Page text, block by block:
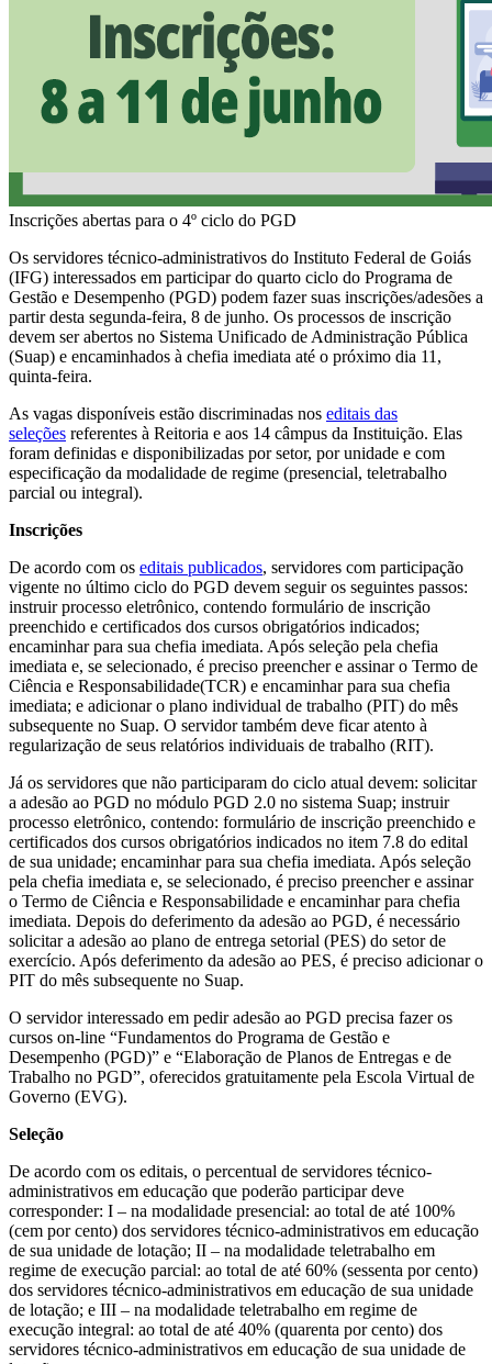
Inscrições abertas para o 4º ciclo do PGD
Os servidores técnico-administrativos do Instituto Federal de Goiás
(IFG) interessados em participar do quarto ciclo do Programa de
Gestão e Desempenho (PGD) podem fazer suas inscrições/adesões a
partir desta segunda-feira, 8 de junho. Os processos de inscrição
devem ser abertos no Sistema Unificado de Administração Pública
(Suap) e encaminhados à chefia imediata até o próximo dia 11,
quinta-feira.
As vagas disponíveis estão discriminadas nos editais das
seleções referentes à Reitoria e aos 14 câmpus da Instituição. Elas
foram definidas e disponibilizadas por setor, por unidade e com
especificação da modalidade de regime (presencial, teletrabalho
parcial ou integral).
Inscrições
De acordo com os editais publicados, servidores com participação
vigente no último ciclo do PGD devem seguir os seguintes passos:
instruir processo eletrônico, contendo formulário de inscrição
preenchido e certificados dos cursos obrigatórios indicados;
encaminhar para sua chefia imediata. Após seleção pela chefia
imediata e, se selecionado, é preciso preencher e assinar o Termo de
Ciência e Responsabilidade(TCR) e encaminhar para sua chefia
imediata; e adicionar o plano individual de trabalho (PIT) do mês
subsequente no Suap. O servidor também deve ficar atento à
regularização de seus relatórios individuais de trabalho (RIT).
Já os servidores que não participaram do ciclo atual devem: solicitar
a adesão ao PGD no módulo PGD 2.0 no sistema Suap; instruir
processo eletrônico, contendo: formulário de inscrição preenchido e
certificados dos cursos obrigatórios indicados no item 7.8 do edital
de sua unidade; encaminhar para sua chefia imediata. Após seleção
pela chefia imediata e, se selecionado, é preciso preencher e assinar
o Termo de Ciência e Responsabilidade e encaminhar para chefia
imediata. Depois do deferimento da adesão ao PGD, é necessário
solicitar a adesão ao plano de entrega setorial (PES) do setor de
exercício. Após deferimento da adesão ao PES, é preciso adicionar o
PIT do mês subsequente no Suap.
O servidor interessado em pedir adesão ao PGD precisa fazer os
cursos on-line “Fundamentos do Programa de Gestão e
Desempenho (PGD)” e “Elaboração de Planos de Entregas e de
Trabalho no PGD”, oferecidos gratuitamente pela Escola Virtual de
Governo (EVG).
Seleção
De acordo com os editais, o percentual de servidores técnico-
administrativos em educação que poderão participar deve
corresponder: I – na modalidade presencial: ao total de até 100%
(cem por cento) dos servidores técnico-administrativos em educação
de sua unidade de lotação; II – na modalidade teletrabalho em
regime de execução parcial: ao total de até 60% (sessenta por cento)
dos servidores técnico-administrativos em educação de sua unidade
de lotação; e III – na modalidade teletrabalho em regime de
execução integral: ao total de até 40% (quarenta por cento) dos
servidores técnico-administrativos em educação de sua unidade de